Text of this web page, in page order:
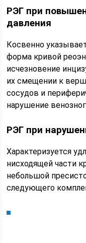
РЭГ при
давления
Косвенно
форма кривой
исчезновение
их смещении к
сосудов и
нарушение
РЭГ при
Характеризуется
нисходящей части
небольшой
следующего